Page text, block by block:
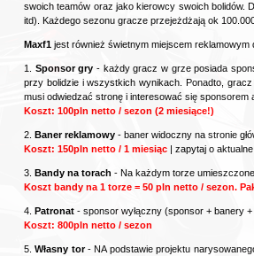
swoich teamów oraz jako kierowcy swoich bolidów.
itd). Każdego sezonu gracze przejeżdżają ok
Maxf1 jest również świetnym miejscem
1. Sponsor gry - każdy gracz w grze posiada
przy bolidzie i wszystkich wynikach. Ponadto,
musi odwiedzać stronę i interesować się
Koszt: 100pln netto / sezon (2 miesiące!)
2. Baner reklamowy - baner widoczny na stronie
Koszt: 150pln netto / 1 miesiąc | zapytaj o
3. Bandy na torach - Na każdym torze
Koszt bandy na 1 torze = 50 pln netto / sezon.
4. Patronat - sponsor wyłączny (sponsor + banery
Koszt: 800pln netto / sezon
5.Własny tor- NA podstawie projektu